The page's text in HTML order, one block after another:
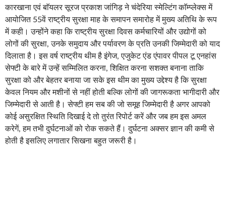
कारखाना एवं बाॅयलर सूरज प्रकाश जांगिड़ ने चंदेरिया स्मेल्टिंग काॅम्प्लेक्स में
आयोजित 55वें राष्ट्रीय सुरक्षा माह के समापन समारोह में मुख्य अतिथि के रूप
में कही। उन्होंने कहा कि राष्ट्रीय सुरक्षा दिवस कर्मचारियों और उद्योगों को
लोगों की सुरक्षा, उनके समुदाय और पर्यावरण के प्रति उनकी जिम्मेदारी को याद
दिलाता है। इस वर्ष राष्ट्रीय थीम है इंगेज, एजुकेट एंड एंपावर पीपल टू एनहांस
सेफ्टी के बारे में उन्हें सम्मिलित करना, शिक्षित करना सशक्त बनाना ताकि
सुरक्षा को और बेहतर बनाया जा सके इस थीम का मुख्य उद्देश्य है कि सुरक्षा
केवल नियम और मशीनों से नहीं होती बल्कि लोगों की जागरूकता भागीदारी और
जिम्मेदारी से आती है। सेफ्टी हम सब की जो समूह जिम्मेदारी है अगर आपको
कोई असुरक्षित स्थिति दिखाई दे तो तुरंत रिपोर्ट करें और जब हम इस अमल
करेगें, हम तभी दुर्घटनाओं को रोक सकते हैं। दुर्घटना अक्सर ज्ञान की कमी से
होती है इसलिए लगातार सिखना बहुत जरूरी है।